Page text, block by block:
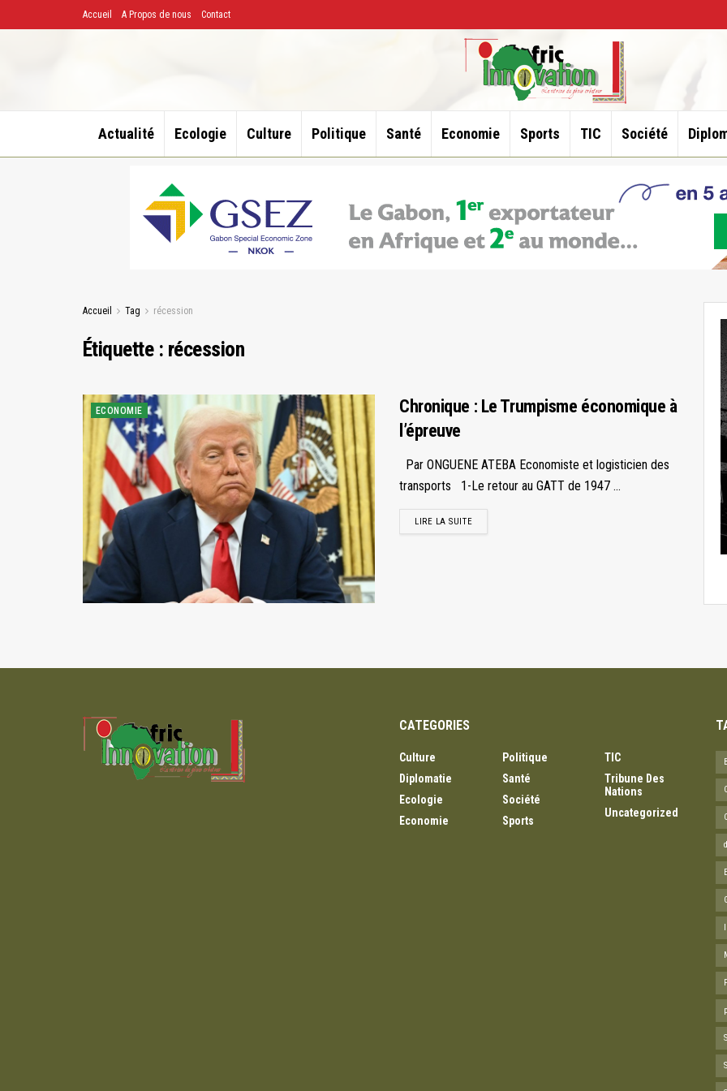
Accueil A Propos de nous Contact
Actualité Ecologie Culture Politique Santé Economie Sports TIC Société
Accueil Tag récession
Étiquette : récession
ECONOMIE
Chronique : Le Trumpisme économique à
l’épreuve
Par ONGUENE ATEBA Economiste et logisticien des
transports 1-Le retour au GATT de 1947 ...
LIRE LA SUITE
CATEGORIES
Culture
Diplomatie
Ecologie
Economie
Politique
Santé
Société
Sports
TIC
Tribune Des
Nations
Uncategorized